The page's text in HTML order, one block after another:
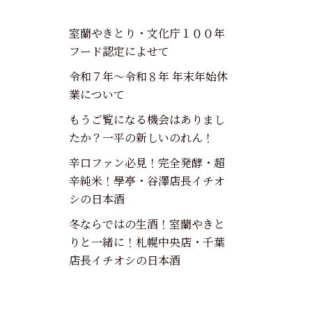
室蘭やきとり・文化庁１００年
フード認定によせて
令和７年～令和８年 年末年始休
業について
もうご覧になる機会はありまし
たか？一平の新しいのれん！
辛口ファン必見！完全発酵・超
辛純米！學亭・谷澤店長イチオ
シの日本酒
冬ならではの生酒！室蘭やきと
りと一緒に！札幌中央店・千葉
店長イチオシの日本酒